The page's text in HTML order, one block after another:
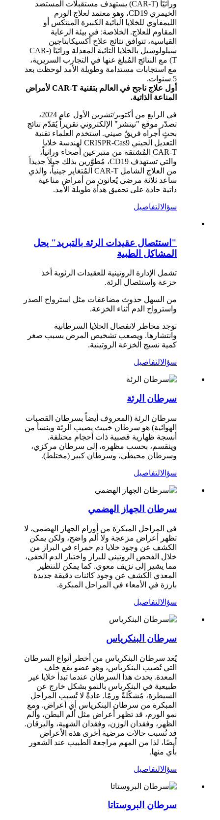
وراثيًا (CAR-T) يستهدف مستقبلات المستضد
الخيمري CD19، وهو معتمد لعلاج الورم
الليمفاوي للخلايا البائية الكبيرة المنتكس أو
المقاوم للعلاج. الخلاصة: في بيئة الرعاية
القياسية، تتوافق نتائج علاج أكسيكابتاجين
سيلولوسيل بالخلايا التائية المعدلة وراثيًا (CAR-
T) مع النتائج المُبلغ عنها في التجارب السريرية،
مع استجابات مستدامة وطويلة الأمد لوحظت بعد
5 سنوات.
أول علاج ناجح في العالم بتقنية CAR-T لأمراض
المناعة الذاتية.
في الرابع من أكتوبر/تشرين الأول عام 2024،
تصدّر موقع "نيتشر" الإلكتروني تقريراً يُقدّم نتائج
بحثٍ أجراه فريقٌ صيني. استخدم العلماء تقنية
التعديل الجيني CRISPR-Cas9 لهندسة خلايا
CAR-T المُشتقة من متبرعين أصحاء وراثياً،
والتي تستهدف CD19، مُطوّرين بذلك جيلاً جديداً
من العلاج الشامل CAR-T المُتغاير جينياً، والذي
ساعد ثلاثة مرضى يُعانون من أمراض مناعية
ذاتية حادة على تحقيق هدأة طويلة الأمد.
سؤالالتفاصيل
"استئصال عقيدات الرئة بالتبريد" يحل
المشاكل الطبية
تشمل الإدارة الروتينية للعقيدات الرئوية أخذ
خزعة واستئصال الرئة.
من السهل حدوث مضاعفات مثل استرواح الصدر
واسترواح الدم أثناء الخزعة.
توجد مخاطر لانفصال الخلايا السرطانية
وانتشارها. ويصعب تشخيص المرض بسبب صغر
كمية نسيج الخزعة الروتينية.
سؤالالتفاصيل
سرطان الرئة
سرطان الرئة (المعروف أيضاً بسرطان القصبات
الهوائية) هو سرطان خبيث يصيب الرئة وينشأ من
أنسجة ظهارية قصبية ذات أحجام مختلفة.
وينقسم، بحسب مظهره، إلى سرطان مركزي،
وسرطان محيطي، وسرطان كبير (مختلط).
سؤالالتفاصيل
سرطان الجهاز الهضمي
في المراحل المبكرة من أورام الجهاز الهضمي، لا
تظهر أعراض مزعجة ولا ألم واضح، ولكن يمكن
الكشف عن وجود خلايا دم حمراء في البراز من
خلال الفحص الروتيني للبراز واختبار الدم الخفي،
مما يشير إلى نزيف معوي. كما يمكن للتنظير
المعدي الكشف عن وجود كائنات دقيقة جديدة
بارزة في الأمعاء في المراحل المبكرة.
سؤالالتفاصيل
سرطان البنكرياس
يُعد سرطان البنكرياس من أخطر أنواع السرطان
التي تُصيب البنكرياس، وهو عضو يقع خلف
المعدة. يحدث هذا السرطان عندما تبدأ خلايا غير
طبيعية في البنكرياس بالنمو بشكل خارج عن
السيطرة، مُشكّلةً ورمًا. عادةً لا تُسبب المراحل
المبكرة من سرطان البنكرياس أي أعراض. ​​ومع
نمو الورم، قد تظهر أعراض مثل ألم البطن، وألم
الظهر، وفقدان الوزن، وفقدان الشهية، واليرقان.
قد تُسبب حالات مرضية أخرى هذه الأعراض
أيضًا، لذا من المهم مراجعة الطبيب عند الشعور
بأي منها.
سؤالالتفاصيل
سرطان البروستاتا